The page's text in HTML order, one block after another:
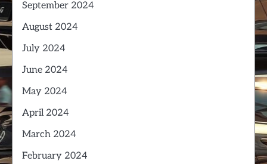
September 2024
August 2024
July 2024
June 2024
May 2024
April 2024
March 2024
February 2024